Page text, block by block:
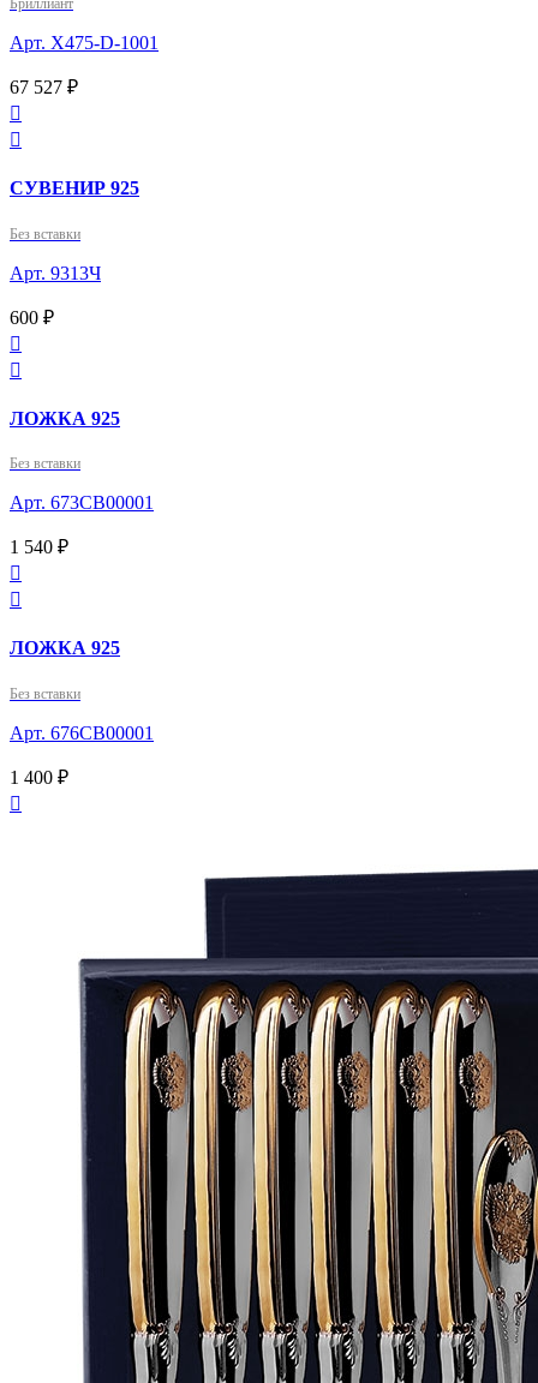
Бриллиант
Арт. X475-D-1001
67 527 ₽


СУВЕНИР 925
Без вставки
Арт. 9313Ч
600 ₽


ЛОЖКА 925
Без вставки
Арт. 673СВ00001
1 540 ₽


ЛОЖКА 925
Без вставки
Арт. 676СВ00001
1 400 ₽
